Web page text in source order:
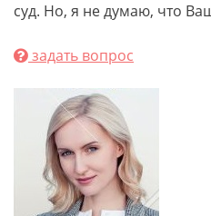
суд. Но, я не думаю, что
задать вопрос